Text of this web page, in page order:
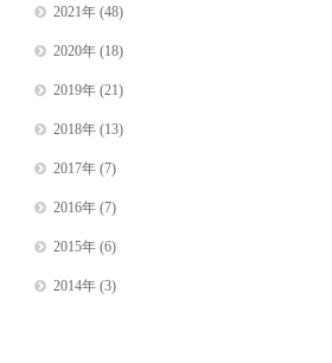
2021年(48)
2020年(18)
2019年(21)
2018年(13)
2017年(7)
2016年(7)
2015年(6)
2014年(3)